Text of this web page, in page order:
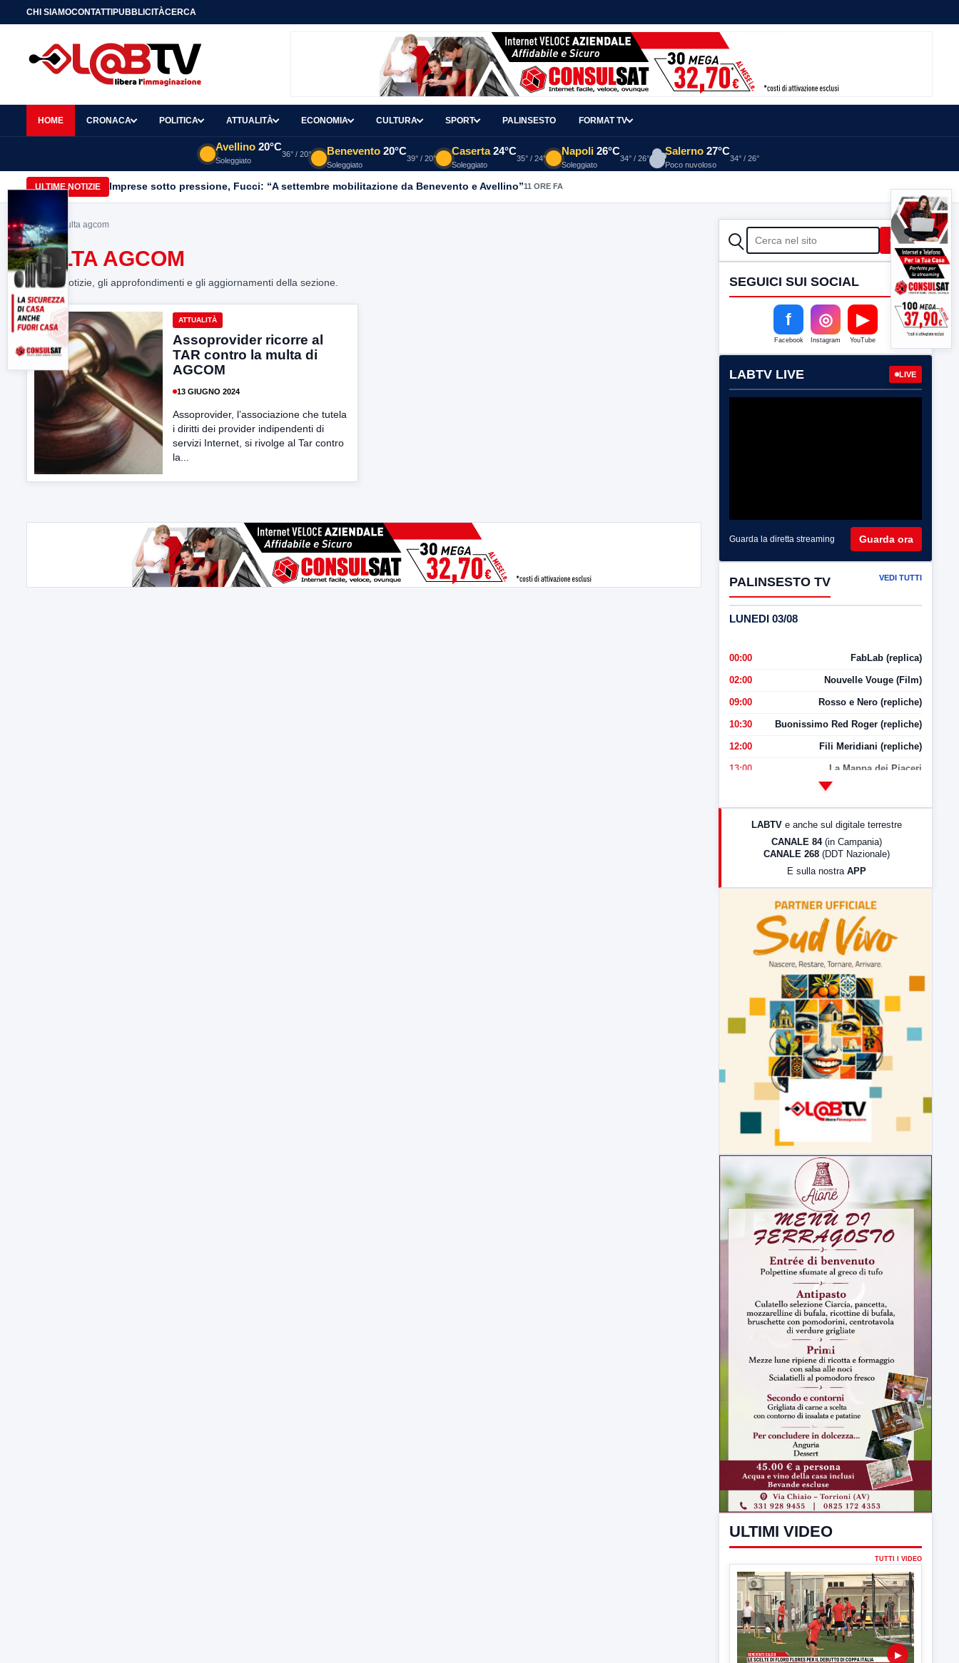
CHI SIAMOCONTATTIPUBBLICITÀCERCA
HOME CRONACA POLITICA ATTUALITÀ ECONOMIA CULTURA SPORT PALINSESTO FORMAT TV
Avellino 20°C
Soleggiato
36° / 20° Benevento 20°C
Soleggiato
39° / 20°
Caserta 24°C
Soleggiato
35° / 24°
Napoli 26°C
Soleggiato
34° / 26°
Salerno 27°C
Poco nuvoloso
34° / 26°
ULTIME NOTIZIE Imprese sotto pressione, Fucci: “A settembre mobilitazione da Benevento e Avellino”11 ORE FA
Home> multa agcom
MULTA AGCOM
Tutte le notizie, gli approfondimenti e gli aggiornamenti della sezione.
ATTUALITÀ
Assoprovider ricorre al
TAR contro la multa di
AGCOM
13 GIUGNO 2024
Assoprovider, l’associazione che tutela
i diritti dei provider indipendenti di
servizi Internet, si rivolge al Tar contro
la...
CERCA Cerca
SEGUICI SUI SOCIAL
f
Facebook
◎
Instagram
▶
YouTube
LABTV LIVE LIVE
Guarda la diretta streaming Guarda ora
PALINSESTO TV VEDI TUTTI
LUNEDI 03/08
00:00 FabLab (replica)
02:00 Nouvelle Vouge (Film)
09:00 Rosso e Nero (repliche)
10:30 Buonissimo Red Roger (repliche)
12:00 Fili Meridiani (repliche)
13:00 La Mappa dei Piaceri
LabNews (Diretta)
LabNews (replica)
LABTV e anche sul digitale terrestre
CANALE 84 (in Campania)
CANALE 268 (DDT Nazionale)
E sulla nostra APP
ULTIMI VIDEO
▶
7 AGOSTO 2026 SPORT BENEVENTO